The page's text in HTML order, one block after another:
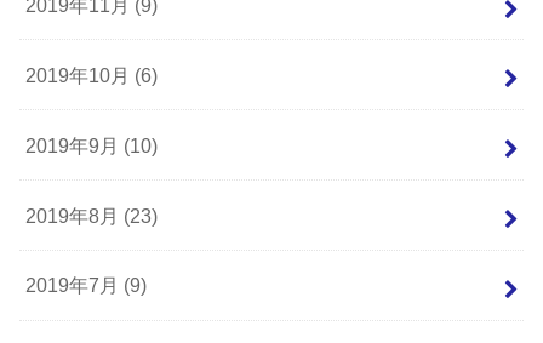
2019年11月 (9)
2019年10月 (6)
2019年9月 (10)
2019年8月 (23)
2019年7月 (9)